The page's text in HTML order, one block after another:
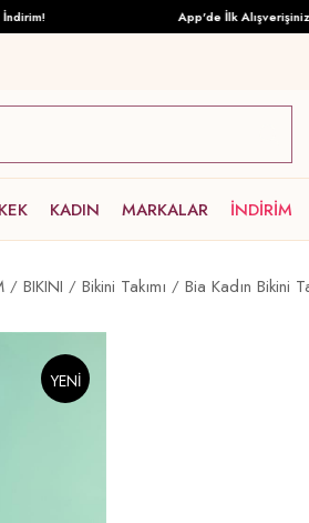
App'de İlk Alışverişinize
KADIN MARKALAR İNDİRİM
BIKINI Bikini Takımı Bia Kadın Bikini
YENI